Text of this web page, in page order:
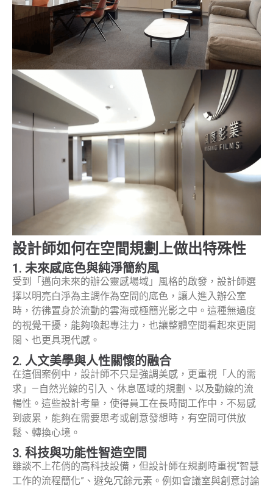
設計師如何在空間規劃上做出特殊性
1. 未來感底色與純淨簡約風
受到「邁向未來的辦公靈感場域」風格的啟發，設計師選
擇以明亮白淨為主調作為空間的底色，讓人進入辦公室
時，彷彿置身於流動的雲海或極簡光影之中。這種無過度
的視覺干擾，能夠喚起專注力，也讓整體空間看起來更開
闊、也更具現代感。
2. 人文美學與人性關懷的融合
在這個案例中，設計師不只是強調美感，更重視「人的需
求」—自然光線的引入、休息區域的規劃、以及動線的流
暢性。這些設計考量，使得員工在長時間工作中，不易感
到疲累，能夠在需要思考或創意發想時，有空間可供放
鬆、轉換心境。
3. 科技與功能性智造空間
雖談不上花俏的高科技設備，但設計師在規劃時重視“智慧
工作的流程簡化”、避免冗餘元素。例如會議室與創意討論